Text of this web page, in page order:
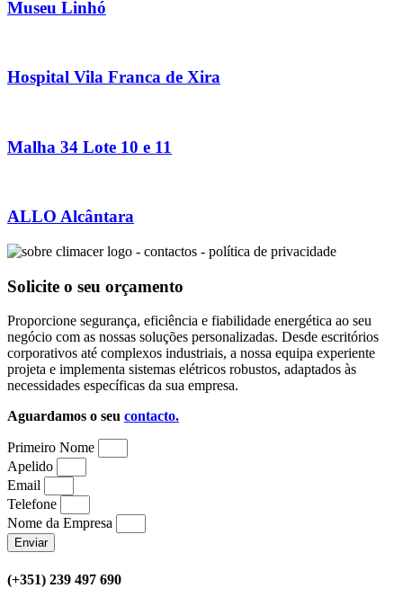
Museu Linhó
Hospital Vila Franca de Xira
Malha 34 Lote 10 e 11
ALLO Alcântara
Solicite o seu orçamento
Proporcione segurança, eficiência e fiabilidade energética ao seu
negócio com as nossas soluções personalizadas. Desde escritórios
corporativos até complexos industriais, a nossa equipa experiente
projeta e implementa sistemas elétricos robustos, adaptados às
necessidades específicas da sua empresa.
Aguardamos o seu contacto.
Primeiro Nome
Apelido
Email
Telefone
Nome da Empresa
Enviar
(+351) 239 497 690